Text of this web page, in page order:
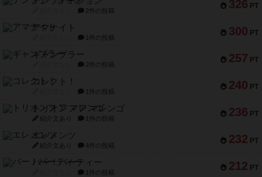
326 PT
2件の投稿
300 PT
アマナイト
1件の投稿
257 PT
ギャンブラー
2件の投稿
240 PT
コレクト！
1件の投稿
236 PT
トリオンフ ア マレンゴ
紹介文あり 1件の投稿
232 PT
エレメンツ
紹介文あり 4件の投稿
212 PT
バー！パーティー
1件の投稿